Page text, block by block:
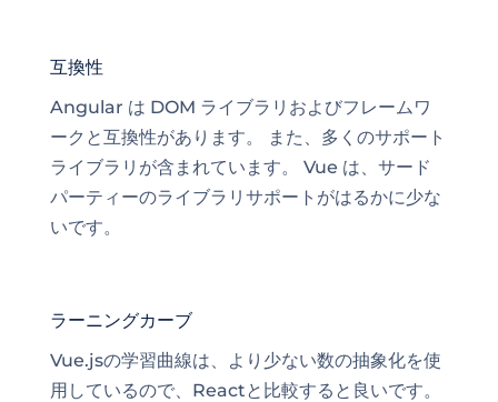
互換性
Angular は DOM ライブラリおよびフレームワ
ークと互換性があります。 また、多くのサポート
ライブラリが含まれています。 Vue は、サード
パーティーのライブラリサポートがはるかに少な
いです。
ラーニングカーブ
Vue.jsの学習曲線は、より少ない数の抽象化を使
用しているので、Reactと比較すると良いです。